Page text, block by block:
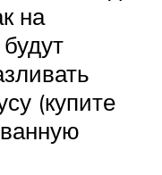
на
(купите